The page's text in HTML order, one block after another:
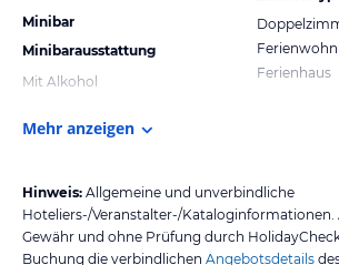
Minibar
Minibarausstattung
Mit Alkohol
Ferienhaus
Mehr anzeigen
Hinweis: Allgemeine und unverbindliche
Hoteliers-/Veranstalter-/Kataloginformationen.
Gewähr und ohne Prüfung durch
Buchung die verbindlichen Angebotsdetails